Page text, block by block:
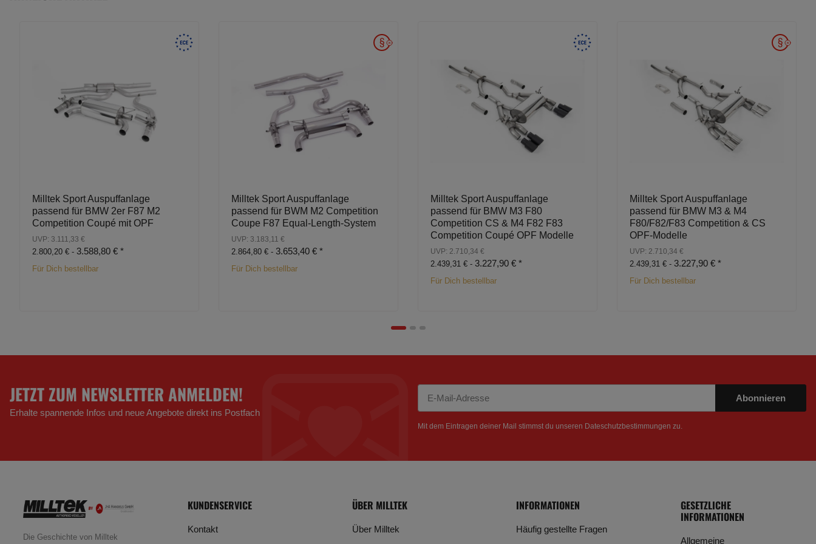
Milltek Sport Auspuffanlage
passend für BMW 2er F87 M2
Competition Coupé mit OPF
UVP: 3.111,33 €
2.800,20 € - 3.588,80 € *
Für Dich bestellbar
Milltek Sport Auspuffanlage
passend für BWM M2 Competition
Coupe F87 Equal-Length-System
UVP: 3.183,11 €
2.864,80 € - 3.653,40 € *
Für Dich bestellbar
Milltek Sport Auspuffanlage
passend für BMW M3 F80
Competition CS & M4 F82 F83
Competition Coupé OPF Modelle
UVP: 2.710,34 €
2.439,31 € - 3.227,90 € *
Für Dich bestellbar
Milltek Sport Auspuffanlage
passend für BMW M3 & M4
F80/F82/F83 Competition & CS
OPF-Modelle
UVP: 2.710,34 €
2.439,31 € - 3.227,90 € *
Für Dich bestellbar
JETZT ZUM NEWSLETTER ANMELDEN!
Erhalte spannende Infos und neue Angebote direkt ins Postfach
Abonnieren
Mit dem Eintragen deiner Mail stimmst du unseren Dateschutzbestimmungen zu.
Die Geschichte von Milltek
KUNDENSERVICE
Kontakt
ÜBER MILLTEK
Über Milltek
INFORMATIONEN
Häufig gestellte Fragen
GESETZLICHE
INFORMATIONEN
Allgemeine